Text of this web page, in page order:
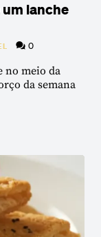
lanche
0
no meio da
da semana